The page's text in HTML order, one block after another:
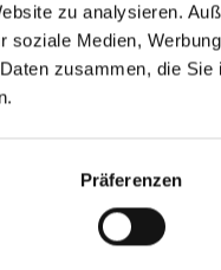
zu analysieren.
soziale Medien,
zusammen, die
Präferenzen